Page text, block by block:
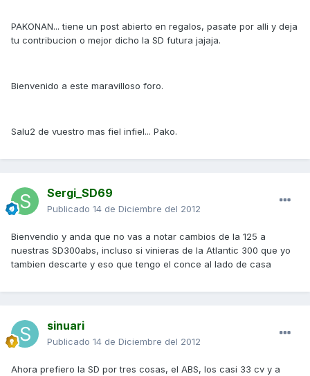
PAKONAN... tiene un post abierto en regalos, pasate por alli y deja
tu contribucion o mejor dicho la SD futura jajaja.
Bienvenido a este maravilloso foro.
Salu2 de vuestro mas fiel infiel... Pako.
Sergi_SD69
Publicado 14 de Diciembre del 2012
Bienvendio y anda que no vas a notar cambios de la 125 a
nuestras SD300abs, incluso si vinieras de la Atlantic 300 que yo
tambien descarte y eso que tengo el conce al lado de casa
sinuari
Publicado 14 de Diciembre del 2012
Ahora prefiero la SD por tres cosas, el ABS, los casi 33 cv y a